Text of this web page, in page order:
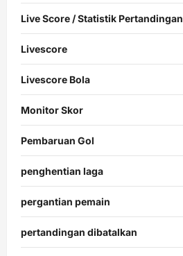
Live Score / Statistik Pertandingan
Livescore
Livescore Bola
Monitor Skor
Pembaruan Gol
penghentian laga
pergantian pemain
pertandingan dibatalkan